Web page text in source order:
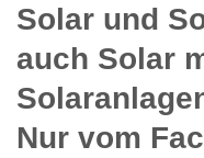
Solar und
auch Solar
Nur vom